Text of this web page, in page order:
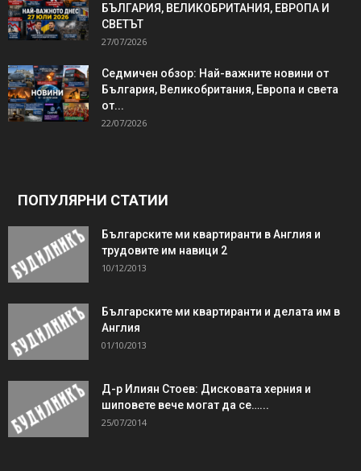
БЪЛГАРИЯ, ВЕЛИКОБРИТАНИЯ, ЕВРОПА И
СВЕТЪТ
27/07/2026
Седмичен обзор: Най-важните новини от
България, Великобритания, Европа и света
от...
22/07/2026
ПОПУЛЯРНИ СТАТИИ
Българските ми квартиранти в Англия и
трудовите им навици 2
10/12/2013
Българските ми квартиранти и делата им в
Англия
01/10/2013
Д-р Илиян Стоев: Дисковата херния и
шиповете вече могат да се…...
25/07/2014